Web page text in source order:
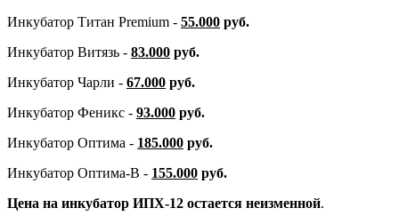
Инкубатор Титан Premium - 55.000 руб.
Инкубатор Витязь - 83.000 руб.
Инкубатор Чарли - 67.000 руб.
Инкубатор Феникс - 93.000 руб.
Инкубатор Оптима - 185.000 руб.
Инкубатор Оптима-В - 155.000 руб.
Цена на инкубатор ИПХ-12 остается неизменной.